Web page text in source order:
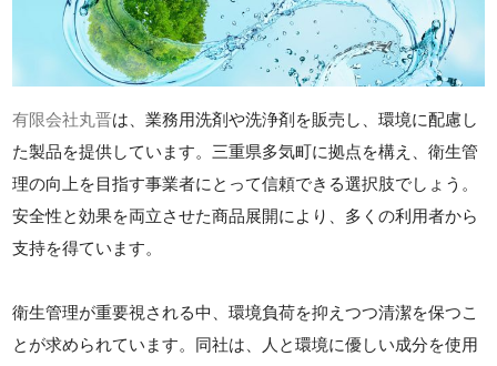
有限会社丸晋は、業務用洗剤や洗浄剤を販売し、環境に配慮し
た製品を提供しています。三重県多気町に拠点を構え、衛生管
理の向上を目指す事業者にとって信頼できる選択肢でしょう。
安全性と効果を両立させた商品展開により、多くの利用者から
支持を得ています。
衛生管理が重要視される中、環境負荷を抑えつつ清潔を保つこ
とが求められています。同社は、人と環境に優しい成分を使用